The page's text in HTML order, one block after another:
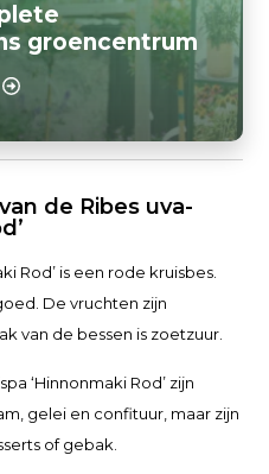
groencentrum
de Ribes uva-
Rod’ is een rode kruisbes.
De vruchten zijn
van de bessen is zoetzuur.
‘Hinnonmaki Rod’ zijn
gelei en confituur, maar zijn
of gebak.